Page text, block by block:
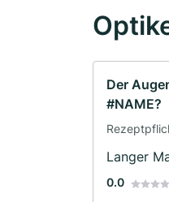
Der
#NAME?
Langer
0.0